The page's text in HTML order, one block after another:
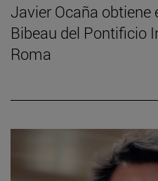
Javier Ocaña obtiene
Bibeau del Pontificio
Roma